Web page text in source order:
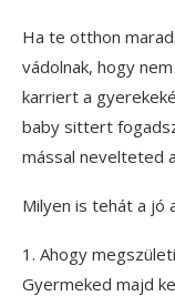
Ha te otthon
vádolnak, hogy
karriert a
baby sittert
mással nevelteted
Milyen is tehát a jó
1. Ahogy
Gyermeked majd